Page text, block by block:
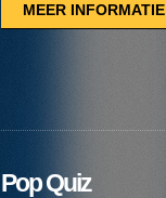
MEER INFORMATIE
Pop Quiz